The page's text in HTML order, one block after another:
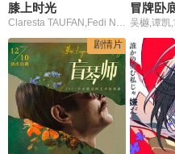
膝上时光
Claresta TAUFAN,Fedi NURIL,Christine HAKIM,Shakeel Fauzi AISY,Devano DANENDRA
冒牌卧
剧情片